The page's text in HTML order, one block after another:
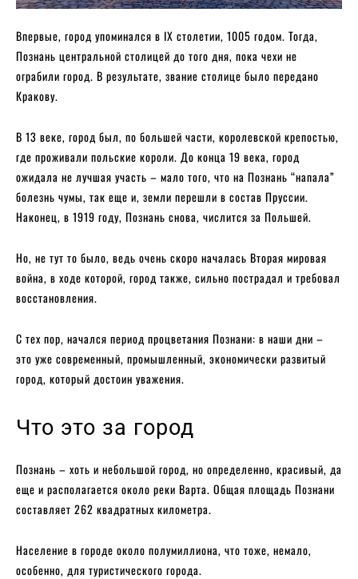
Впервые, город упоминался в IX столетии, 1005 годом. Тогда,
Познань центральной столицей до того дня, пока чехи не
ограбили город. В результате, звание столице было передано
Кракову.
В 13 веке, город был, по большей части, королевской крепостью,
где проживали польские короли. До конца 19 века, город
ожидала не лучшая участь – мало того, что на Познань “напала”
болезнь чумы, так еще и, земли перешли в состав Пруссии.
Наконец, в 1919 году, Познань снова, числится за Польшей.
Но, не тут то было, ведь очень скоро началась Вторая мировая
война, в ходе которой, город также, сильно пострадал и требовал
восстановления.
С тех пор, начался период процветания Познани: в наши дни –
это уже современный, промышленный, экономически развитый
город, который достоин уважения.
Что это за город
Познань – хоть и небольшой город, но определенно, красивый, да
еще и располагается около реки Варта. Общая площадь Познани
составляет 262 квадратных километра.
Население в городе около полумиллиона, что тоже, немало,
особенно, для туристического города.